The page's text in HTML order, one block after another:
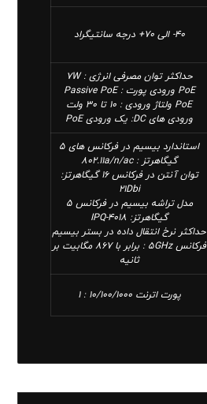
40- الی 70+ درجه سانتیگراد
حداکثر توان مصرفی انرژی : 7W
PoE ورودی پورت : Passive PoE
PoE ولتاژ ورودی : 10 تا 30 ولت
ورودی های DC: یک ورودی PoE
استاندارد بیسیم در فرکانس های 5
گیگاهرتز : 802.11a/n/ac
توان آنتن در فرکانس 16 گیگاهرتز:
21Dbi
مدل تراشه بیسیم در فرکانس 5
گیگاهرتز: IPQ-4018
حداکثر نرخ انتقال داده در بستر بیسیم
فرکانس 5GHz : برابر با 867 مگابیت بر
ثانیه
پورت اترنت 10/100/1000 : 1